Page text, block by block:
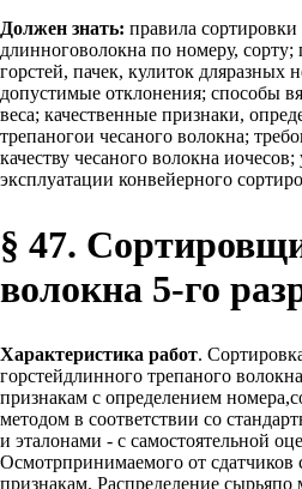
Должен знать: правила
длинноговолокна по номеру,
горстей, пачек, кулиток дляразных
допустимые отклонения; способы
веса; качественные признаки,
трепаногои чесаного волокна;
качеству чесаного волокна
эксплуатации конвейерного
§ 47.
волокна 5-го
Характеристика работ.
горстейдлинного трепаного
признакам с определением
методом в соответствии со
и эталонами - с самостоятельной
Осмотрпринимаемого от сдатчиков
признакам. Распределение сырьяпо